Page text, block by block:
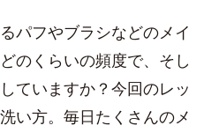
パフやブラシなどのメイ
のくらいの頻度で、そし
ていますか？今回のレッ
い方。毎日たくさんのメ